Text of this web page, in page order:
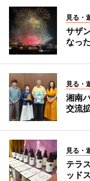
見る・
サザ
なっ
見る・
湘南
交流
見る・
テラ
ッド